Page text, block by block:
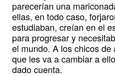
parecerían una
ellas, en todo caso,
estudiaban, creían en el
para progresar y
el mundo. A los chicos
que les va a cambiar a
dado cuenta.